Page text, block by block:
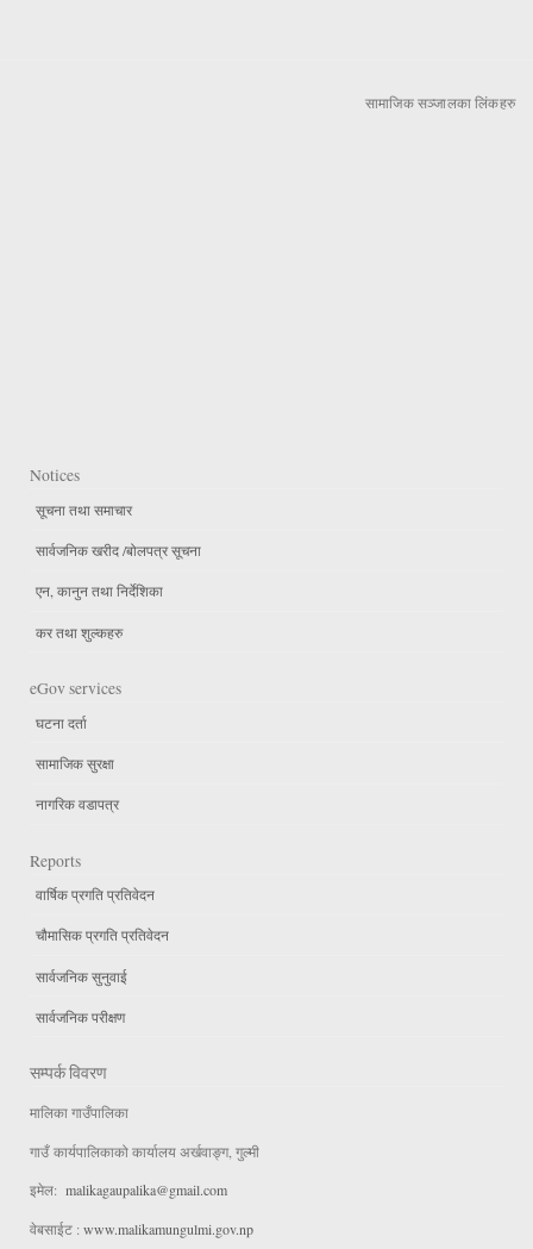
सामाजिक सञ्जालका लिंकहरु
Notices
सूचना तथा समाचार
सार्वजनिक खरीद /बोलपत्र सूचना
एन, कानुन तथा निर्देशिका
कर तथा शुल्कहरु
eGov services
घटना दर्ता
सामाजिक सुरक्षा
नागरिक वडापत्र
Reports
वार्षिक प्रगति प्रतिवेदन
चौमासिक प्रगति प्रतिवेदन
सार्वजनिक सुनुवाई
सार्वजनिक परीक्षण
सम्पर्क विवरण
मालिका गाउँपालिका
गाउँ कार्यपालिकाको कार्यालय अर्खवाङ्ग, गुल्मी
इमेल: malikagaupalika@gmail.com
वेबसाईट : www.malikamungulmi.gov.np